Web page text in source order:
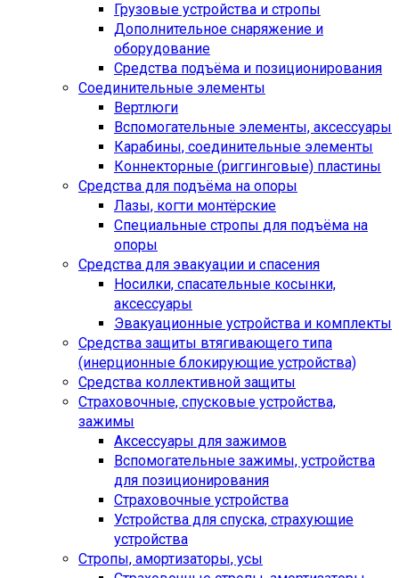
Грузовые устройства и стропы
Дополнительное снаряжение и
оборудование
Средства подъёма и позиционирования
Соединительные элементы
Вертлюги
Вспомогательные элементы, аксессуары
Карабины, соединительные элементы
Коннекторные (риггинговые) пластины
Средства для подъёма на опоры
Лазы, когти монтёрские
Специальные стропы для подъёма на
опоры
Средства для эвакуации и спасения
Носилки, спасательные косынки,
аксессуары
Эвакуационные устройства и комплекты
Средства защиты втягивающего типа
(инерционные блокирующие устройства)
Средства коллективной защиты
Страховочные, спусковые устройства,
зажимы
Аксессуары для зажимов
Вспомогательные зажимы, устройства
для позиционирования
Страховочные устройства
Устройства для спуска, cтрахующие
устройства
Стропы, амортизаторы, усы